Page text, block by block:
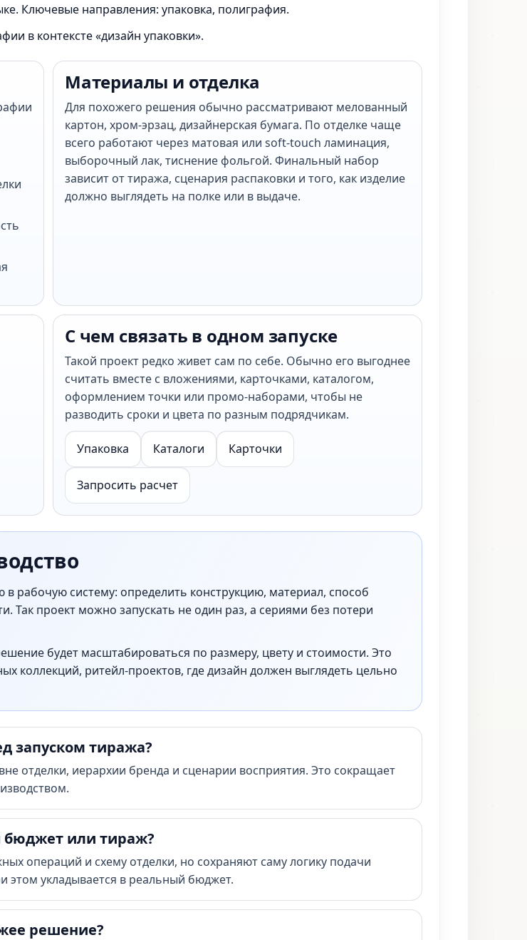
Ключевые направления: упаковка, полиграфия.
в контексте «дизайн упаковки».
Материалы и отделка
Для похожего решения обычно рассматривают мелованный
картон, хром-эрзац, дизайнерская бумага. По отделке чаще
всего работают через матовая или soft-touch ламинация,
выборочный лак, тиснение фольгой. Финальный набор
зависит от тиража, сценария распаковки и того, как изделие
должно выглядеть на полке или в выдаче.
С чем связать в одном запуске
Такой проект редко живет сам по себе. Обычно его выгоднее
считать вместе с вложениями, карточками, каталогом,
оформлением точки или промо-наборами, чтобы не
разводить сроки и цвета по разным подрядчикам.
Упаковка Каталоги Карточки
Запросить расчет
рабочую систему: определить конструкцию, материал, способ
Так проект можно запускать не один раз, а сериями без потери
будет масштабироваться по размеру, цвету и стоимости. Это
коллекций, ритейл-проектов, где дизайн должен выглядеть цельно
запуском тиража?
отделки, иерархии бренда и сценарии восприятия. Это сокращает
бюджет или тираж?
операций и схему отделки, но сохраняют саму логику подачи
этом укладывается в реальный бюджет.
решение?